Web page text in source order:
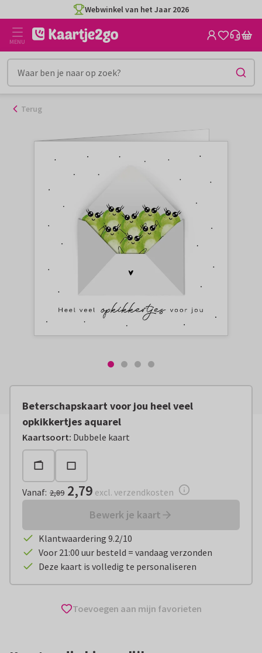
naar
inhoud
Webwinkel van het Jaar 2026
MENU
Terug
Beterschapskaart voor jou heel veel
opkikkertjes aquarel
Kaartsoort: Dubbele kaart
Vanaf:€ 2,79 excl. verzendkosten
Vanaf: 2,89 2,79 excl. verzendkosten
Bewerk je kaart
Klantwaardering 9.2/10
Voor 21:00 uur besteld = vandaag verzonden
Deze kaart is volledig te personaliseren
Toevoegen aan mijn favorieten